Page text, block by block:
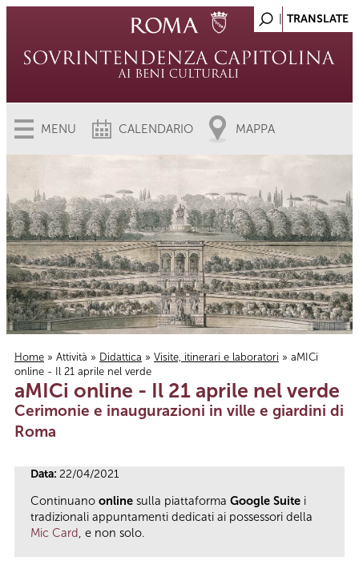
MENU CALENDARIO MAPPA
Tu sei qui
Home » Attività » Didattica » Visite, itinerari e laboratori » aMICi
online - Il 21 aprile nel verde
aMICi online - Il 21 aprile nel verde
Cerimonie e inaugurazioni in ville e giardini di
Roma
Data: 22/04/2021
Continuano online sulla piattaforma Google Suite i
tradizionali appuntamenti dedicati ai possessori della
Mic Card, e non solo.